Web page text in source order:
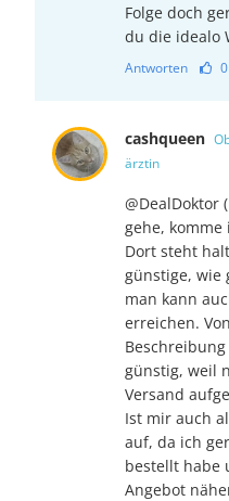
Folge doch
du die idealo
Antworten 0
cashqueen
ärztin
@DealDoktor
gehe,
Dort steht
günstige, wie
man kann
erreichen.
günstig, weil
Versand
Ist mir auch
auf, da ich
bestellt habe
Angebot